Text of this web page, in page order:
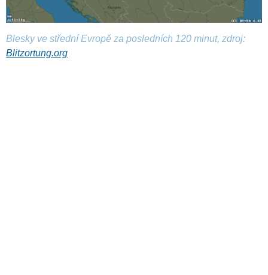
Blesky ve střední Evropě za posledních 120 minut, zdroj:
Blitzortung.org